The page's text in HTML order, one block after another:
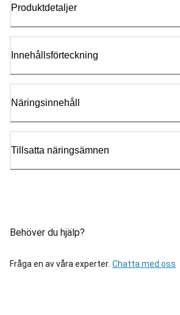
Produktdetaljer
Innehållsförteckning
Näringsinnehåll
Tillsatta näringsämnen
Behöver du hjälp?
Fråga en av våra experter. Chatta med oss